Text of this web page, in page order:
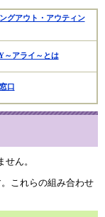
グアウト・アウティン
～アライ～とは
口
ん。
これらの組み合わせ